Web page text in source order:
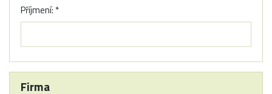
Příjmení: *
Firma